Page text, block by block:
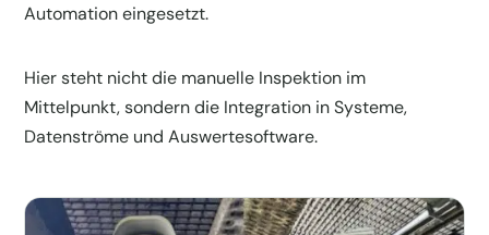
Automation eingesetzt.
Hier steht nicht die manuelle Inspektion im
Mittelpunkt, sondern die Integration in Systeme,
Datenströme und Auswertesoftware.